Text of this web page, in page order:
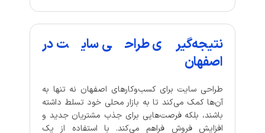
نتیجه‌گیری طراحی سایت در
اصفهان
طراحی سایت برای کسب‌وکارهای اصفهان نه تنها به
آن‌ها کمک می‌کند تا به بازار محلی خود تسلط داشته
باشند، بلکه فرصت‌هایی برای جذب مشتریان جدید و
افزایش فروش فراهم می‌کند. با استفاده از یک